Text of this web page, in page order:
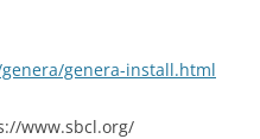
genera-install.html
www.sbcl.org/